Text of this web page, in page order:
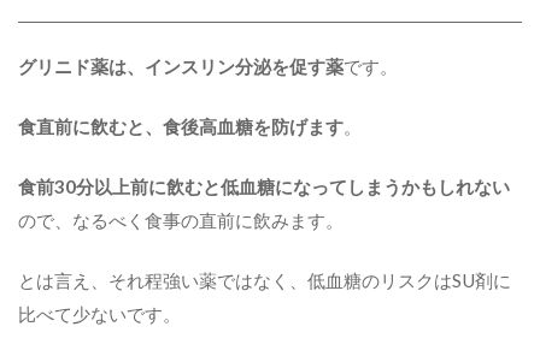
グリニド薬は、インスリン分泌を促す薬です。
食直前に飲むと、食後高血糖を防げます。
食前30分以上前に飲むと低血糖になってしまうかもしれない
ので、なるべく食事の直前に飲みます。
とは言え、それ程強い薬ではなく、低血糖のリスクはSU剤に
比べて少ないです。